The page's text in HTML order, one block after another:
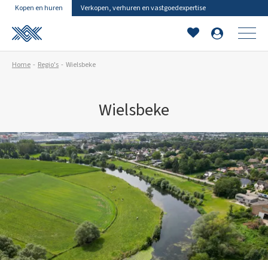
Kopen en huren Verkopen, verhuren en vastgoedexpertise
Home Regio's Wielsbeke
Wielsbeke